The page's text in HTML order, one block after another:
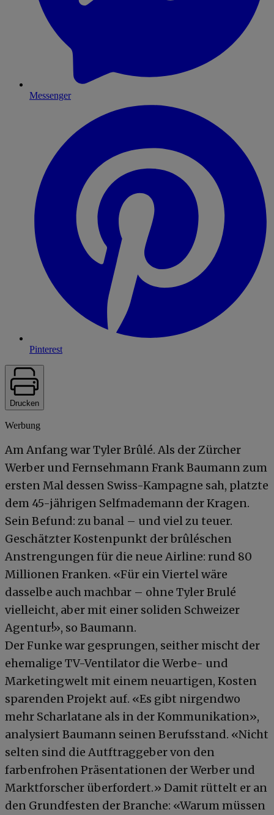
Messenger
Pinterest
Drucken
Werbung
Am Anfang war Tyler Brûlé. Als der Zürcher
Werber und Fernsehmann Frank Baumann zum
ersten Mal dessen Swiss-Kampagne sah, platzte
dem 45-jährigen Selfmademann der Kragen.
Sein Befund: zu banal – und viel zu teuer.
Geschätzter Kostenpunkt der brûléschen
Anstrengungen für die neue Airline: rund 80
Millionen Franken. «Für ein Viertel wäre
dasselbe auch machbar – ohne Tyler Brulé
vielleicht, aber mit einer soliden Schweizer
Agentur!», so Baumann.
Der Funke war gesprungen, seither mischt der
ehemalige TV-Ventilator die Werbe- und
Marketingwelt mit einem neuartigen, Kosten
sparenden Projekt auf. «Es gibt nirgendwo
mehr Scharlatane als in der Kommunikation»,
analysiert Baumann seinen Berufsstand. «Nicht
selten sind die Autftraggeber von den
farbenfrohen Präsentationen der Werber und
Marktforscher überfordert.» Damit rüttelt er an
den Grundfesten der Branche: «Warum müssen